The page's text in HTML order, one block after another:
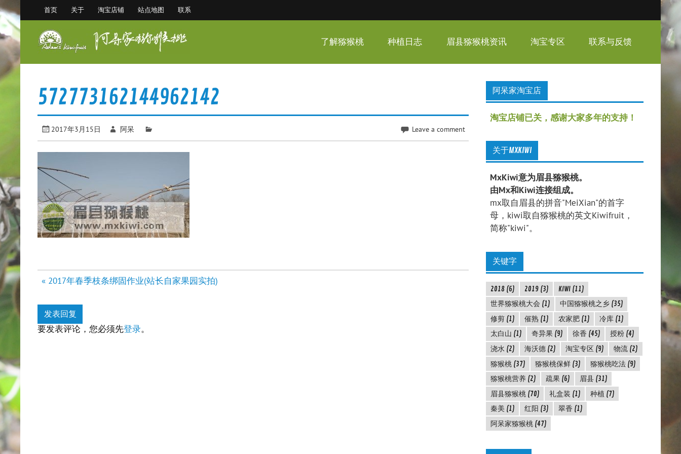
to
content
首页 关于 淘宝店铺 站点地图 联系
阿呆家猕猴桃了解猕猴桃 种植日志 眉县猕猴桃资讯 淘宝专区 联系与反馈
572773162144962142
2017年3月15日 阿呆 Leave a comment
文
导
航
« 2017年春季枝条绑固作业(站长自家果园实拍)
发表回复
要发表评论，您必须先登录。
阿呆家淘宝店
淘宝店铺已关，感谢大家多年的支持！
关于MXKIWI
MxKiwi意为眉县猕猴桃。
由Mx和Kiwi连接组成。
mx取自眉县的拼音"MeiXian"的首字
母，kiwi取自猕猴桃的英文Kiwifruit，
简称"kiwi"。
关键字
2018(6) 2019(3) KIWI(11)
世界猕猴桃大会 (1) 中国猕猴桃之乡(35)
修剪(1) 催熟(1) 农家肥(1) 冷库 (1)
太白山 (1) 奇异果 (9) 徐香 (45) 授粉 (4)
浇水(2) 海沃德(2) 淘宝专区(9) 物流 (2)
猕猴桃(37) 猕猴桃保鲜(3) 猕猴桃吃法(9)
猕猴桃营养(2) 疏果 (6) 眉县(31)
眉县猕猴桃(70) 礼盒装 (1) 种植 (7)
秦美 (1) 红阳 (3) 翠香 (1)
阿呆家猕猴桃(47)